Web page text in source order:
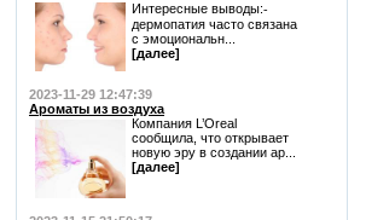
Интересные выводы:⁃
дермопатия часто связана
с эмоциональн...
[далее]
2023-11-29 12:47:39
Ароматы из воздуха
Компания L’Oreal
сообщила, что открывает
новую эру в создании ар...
[далее]